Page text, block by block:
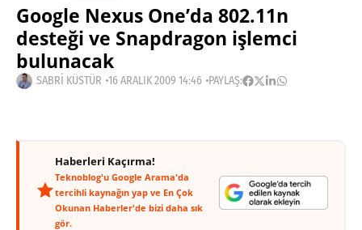
Google Nexus One’da 802.11n
desteği ve Snapdragon işlemci
bulunacak
SABRI KÜSTÜR 16 ARALIK 2009 14:46 PAYLAŞ:
Haberleri Kaçırma!
Teknoblog'u Google Arama'da
tercihli kaynağın yap ve En Çok
Okunan Haberler'de bizi daha sık
gör.